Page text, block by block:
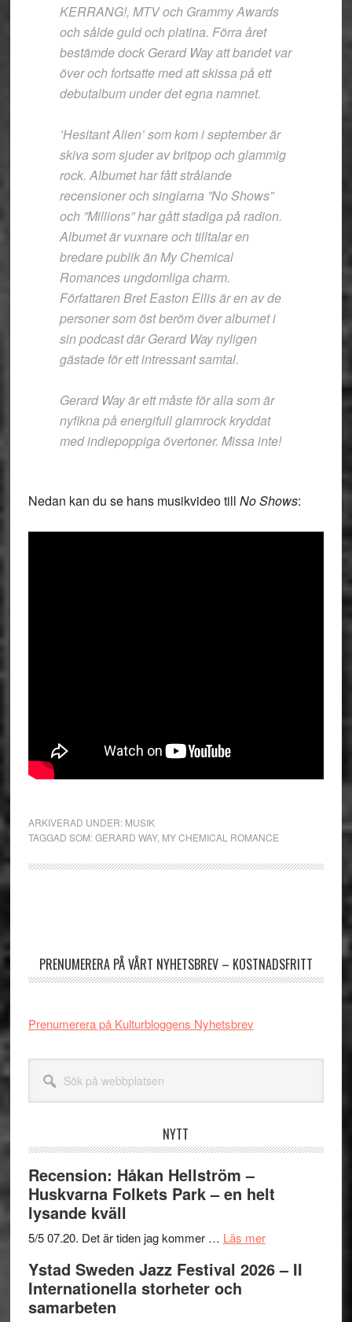
KERRANG!, MTV och Grammy Awards
och sålde guld och platina. Förra året
bestämde dock Gerard Way att bandet var
över och fortsatte med att skissa på ett
debutalbum under det egna namnet.
’Hesitant Alien’ som kom i september är
skiva som sjuder av britpop och glammig
rock. Albumet har fått strålande
recensioner och singlarna ”No Shows”
och ”Millions” har gått stadiga på radion.
Albumet är vuxnare och tilltalar en
bredare publik än My Chemical
Romances ungdomliga charm.
Författaren Bret Easton Ellis är en av de
personer som öst beröm över albumet i
sin podcast där Gerard Way nyligen
gästade för ett intressant samtal.
Gerard Way är ett måste för alla som är
nyfikna på energifull glamrock kryddat
med indiepoppiga övertoner. Missa inte!
Nedan kan du se hans musikvideo till No Shows:
ARKIVERAD UNDER: MUSIK
TAGGAD SOM:GERARD WAY, MY CHEMICAL ROMANCE
PRENUMERERA PÅ VÅRT NYHETSBREV – KOSTNADSFRITT
Prenumerera på Kulturbloggens Nyhetsbrev
webbplatsen
NYTT
Recension: Håkan Hellström –
Huskvarna Folkets Park – en helt
lysande kväll
5/5 07.20. Det är tiden jag kommer … Läs merom
Håkan
Ystad Sweden Jazz Festival 2026 – II
Internationella storheter och
samarbeten